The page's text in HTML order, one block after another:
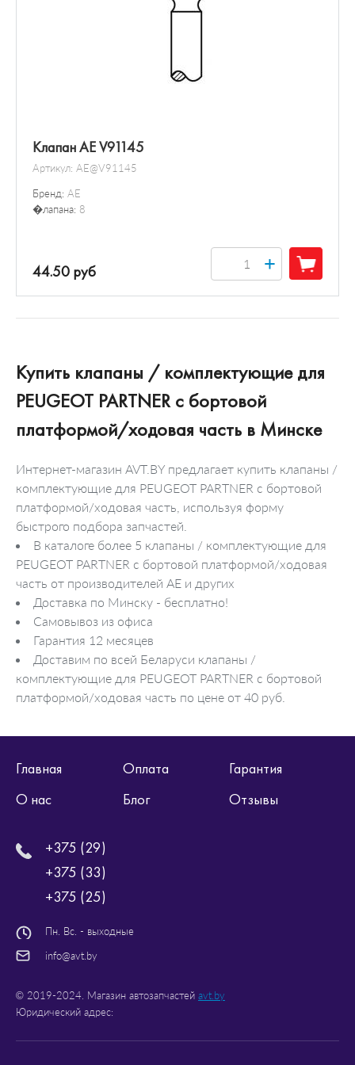
Клапан AE V91145
Артикул: AE@V91145
Бренд: AE
�лапана: 8
44.50 руб +
Купить клапаны / комплектующие для
PEUGEOT PARTNER c бортовой
платформой/ходовая часть в Минске
Интернет-магазин AVT.BY предлагает купить клапаны /
комплектующие для PEUGEOT PARTNER c бортовой
платформой/ходовая часть, используя форму
быстрого подбора запчастей.
В каталоге более 5 клапаны / комплектующие для
PEUGEOT PARTNER c бортовой платформой/ходовая
часть от производителей AE и других
Доставка по Минску - бесплатно!
Самовывоз из офиса
Гарантия 12 месяцев
Доставим по всей Беларуси клапаны /
комплектующие для PEUGEOT PARTNER c бортовой
платформой/ходовая часть по цене от 40 руб.
Главная Оплата
Гарантия
О нас
Блог Отзывы
+375 (29)
+375 (33)
+375 (25)
Пн. Вс. - выходные
info@avt.by
© 2019-2024. Магазин автозапчастей avt.by
Юридический адрес: